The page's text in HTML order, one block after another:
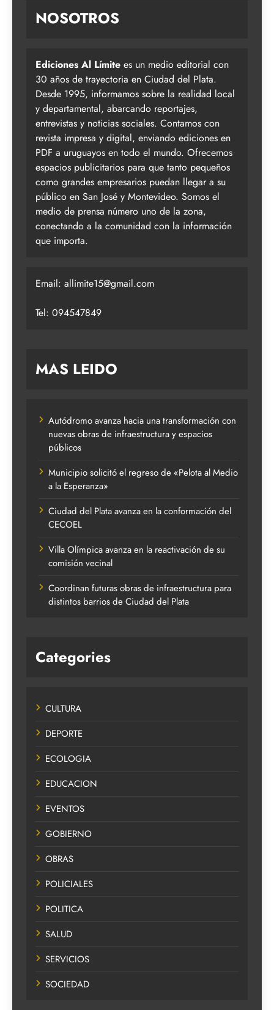
NOSOTROS
Ediciones Al Límite es un medio editorial con
30 años de trayectoria en Ciudad del Plata.
Desde 1995, informamos sobre la realidad local
y departamental, abarcando reportajes,
entrevistas y noticias sociales. Contamos con
revista impresa y digital, enviando ediciones en
PDF a uruguayos en todo el mundo. Ofrecemos
espacios publicitarios para que tanto pequeños
como grandes empresarios puedan llegar a su
público en San José y Montevideo. Somos el
medio de prensa número uno de la zona,
conectando a la comunidad con la información
que importa.
Email: allimite15@gmail.com
Tel: 094547849
MAS LEIDO
Autódromo avanza hacia una transformación con
nuevas obras de infraestructura y espacios
públicos
Municipio solicitó el regreso de «Pelota al Medio
a la Esperanza»
Ciudad del Plata avanza en la conformación del
CECOEL
Villa Olímpica avanza en la reactivación de su
comisión vecinal
Coordinan futuras obras de infraestructura para
distintos barrios de Ciudad del Plata
Categories
CULTURA
DEPORTE
ECOLOGIA
EDUCACION
EVENTOS
GOBIERNO
OBRAS
POLICIALES
POLITICA
SALUD
SERVICIOS
SOCIEDAD